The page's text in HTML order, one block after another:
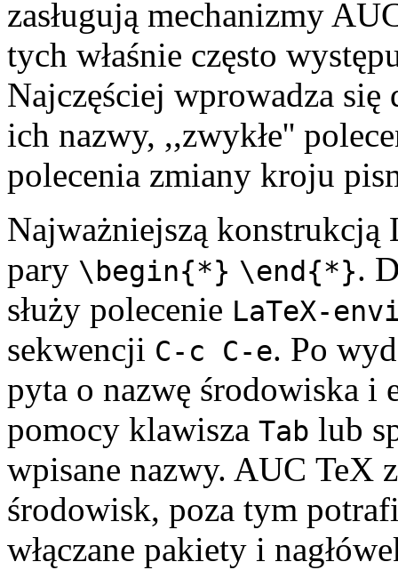
zasługują mechanizmy
tych właśnie często
Najczęściej wprowadza
ich nazwy, ,,zwykłe''
polecenia zmiany kroju
Najważniejszą konstrukcją
pary \begin{*} \end{*}.
służy polecenie LaTeX-
sekwencji C-c C-e. Po
pyta o nazwę środowiska i
pomocy klawisza Tab lub
wpisane nazwy. AUC TeX
środowisk, poza tym
włączane pakiety i